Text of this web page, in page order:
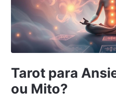
Tarot para
ou Mito?